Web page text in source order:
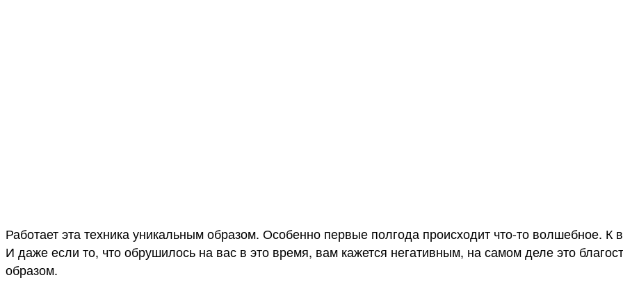
Работает эта техника уникальным образом. Особенно первые полгода происходит что-то волшебное.
И даже если то, что обрушилось на вас в это время, вам кажется негативным, на самом деле это
образом.